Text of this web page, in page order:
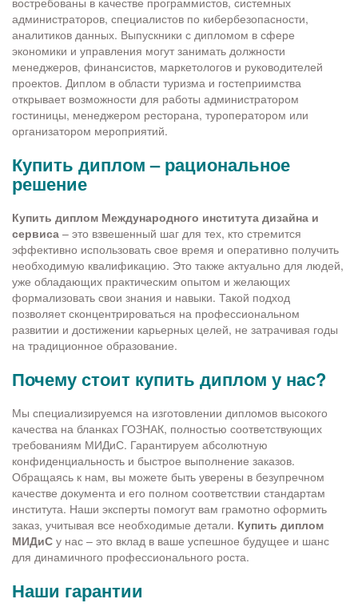
администраторов, специалистов по кибербезопасности,
аналитиков данных. Выпускники с дипломом в сфере
экономики и управления могут занимать должности
менеджеров, финансистов, маркетологов и руководителей
проектов. Диплом в области туризма и гостеприимства
открывает возможности для работы администратором
гостиницы, менеджером ресторана, туроператором или
организатором мероприятий.
Купить диплом – рациональное
решение
Купить диплом Международного института дизайна и
сервиса – это взвешенный шаг для тех, кто стремится
эффективно использовать свое время и оперативно получить
необходимую квалификацию. Это также актуально для людей,
уже обладающих практическим опытом и желающих
формализовать свои знания и навыки. Такой подход
позволяет сконцентрироваться на профессиональном
развитии и достижении карьерных целей, не затрачивая годы
на традиционное образование.
Почему стоит купить диплом у нас?
Мы специализируемся на изготовлении дипломов высокого
качества на бланках ГОЗНАК, полностью соответствующих
требованиям МИДиС. Гарантируем абсолютную
конфиденциальность и быстрое выполнение заказов.
Обращаясь к нам, вы можете быть уверены в безупречном
качестве документа и его полном соответствии стандартам
института. Наши эксперты помогут вам грамотно оформить
заказ, учитывая все необходимые детали. Купить диплом
МИДиС у нас – это вклад в ваше успешное будущее и шанс
для динамичного профессионального роста.
Наши гарантии